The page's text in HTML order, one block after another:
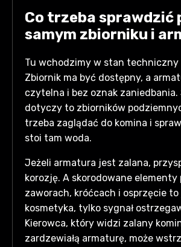
Co trzeba sprawdzić
samym zbiorniku i
Tu wchodzimy w stan
Zbiornik ma być dostępny, a
czytelna i bez oznak
dotyczy to zbiorników
trzeba zaglądać do komina i
stoi tam woda.
Jeżeli armatura jest zalana,
korozję. A skorodowane elementy
zaworach, króćcach i osprzęcie
kosmetyka, tylko sygnał
Kierowca, który widzi zalany
zardzewiałą armaturę, może